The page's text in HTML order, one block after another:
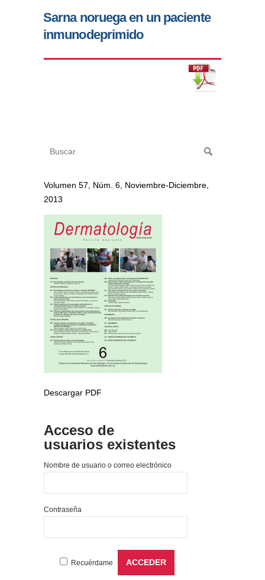
Sarna noruega en un paciente
inmunodeprimido
Volumen 57, Núm. 6, Noviembre-Diciembre,
2013
Descargar PDF
Acceso de
usuarios existentes
Nombre de usuario o correo electrónico
Contraseña
Recuérdame